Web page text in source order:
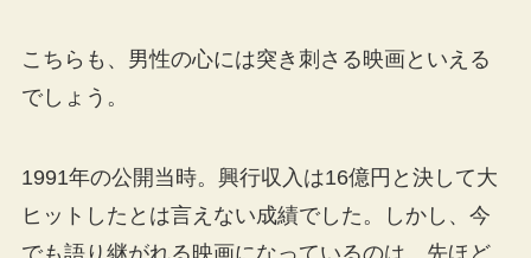
こちらも、男性の心には突き刺さる映画といえる
でしょう。
1991年の公開当時。興行収入は16億円と決して大
ヒットしたとは言えない成績でした。しかし、今
でも語り継がれる映画になっているのは、先ほど